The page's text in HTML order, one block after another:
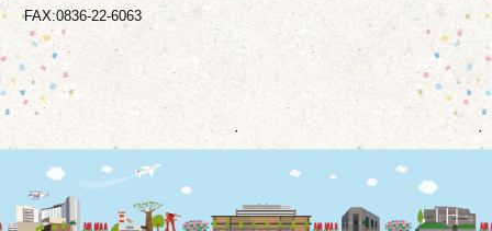
FAX:0836-22-6063